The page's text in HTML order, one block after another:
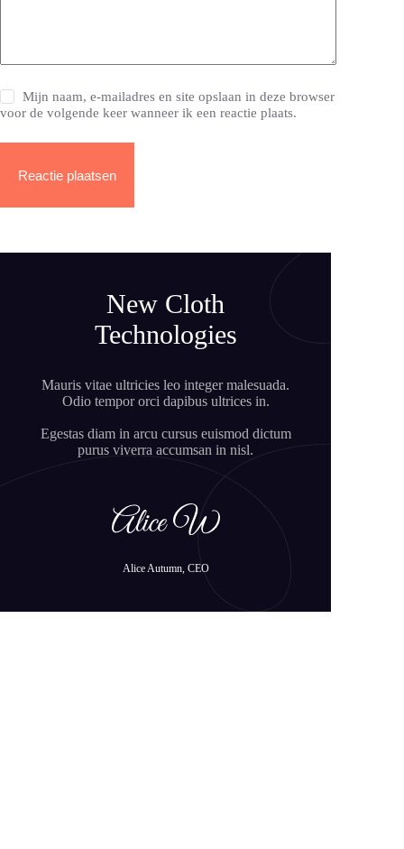
Mijn naam, e-mailadres en site opslaan in deze browser
voor de volgende keer wanneer ik een reactie plaats.
Reactie plaatsen
New Cloth
Technologies
Mauris vitae ultricies leo integer malesuada.
Odio tempor orci dapibus ultrices in.
Egestas diam in arcu cursus euismod dictum
purus viverra accumsan in nisl.
Alice Autumn, CEO